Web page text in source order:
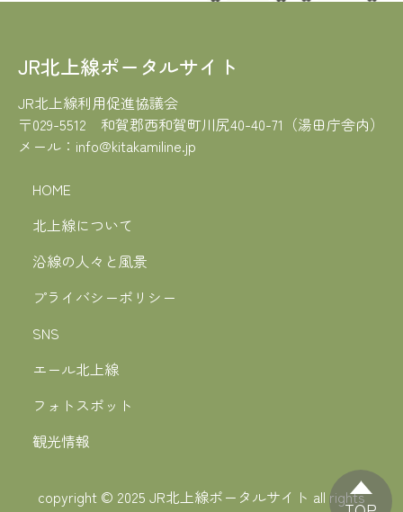
JR北上線ポータルサイト
JR北上線利用促進協議会
〒029-5512 和賀郡西和賀町川尻40-40-71（湯田庁舎内）
メール： info@kitakamiline.jp
HOME
北上線について
沿線の人々と風景
プライバシーポリシー
SNS
エール北上線
フォトスポット
観光情報
copyright © 2025 JR北上線ポータルサイト all rights